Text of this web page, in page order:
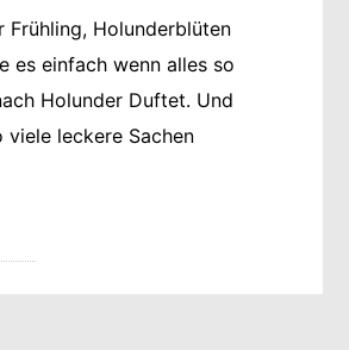
Frühling, Holunderblüten
es einfach wenn alles so
Holunder Duftet. Und
viele leckere Sachen